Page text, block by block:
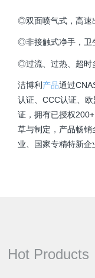
◎双面喷气式，高速
◎非接触式净手，卫
◎过流、过热、超时
洁博利 产品通过
认证、CCC认证、
证，拥有已授权
草与制定，产品畅
业、国家专精特新企
Hot Products